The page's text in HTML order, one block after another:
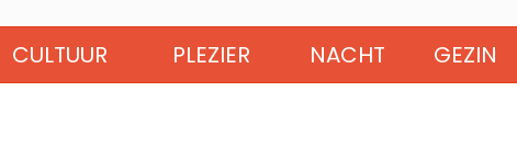
CULTUUR PLEZIER NACHT GEZIN